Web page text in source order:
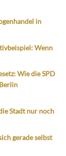
in
Wenn
Wie die SPD
Stadt nur noch
gerade selbst